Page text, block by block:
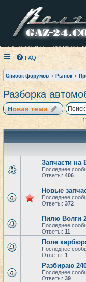
FAQ
Список форумов Рынок
Разборка
Новая тема
Запчасти на
Последнее
Ответы: 406
Новые
Последнее
Ответы: 372
Пилю Волги
Последнее
Ответы: 11
Поле
Последнее
Ответы: 1
Разбираю
Последнее
Ответы: 39